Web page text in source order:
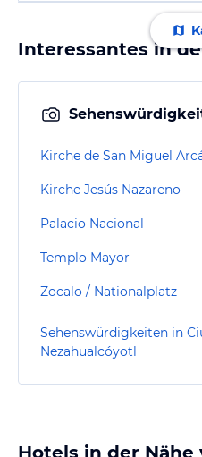
Interessantes in
Kirche de San Miguel
Kirche Jesús Nazareno
Palacio Nacional
Templo Mayor
Zocalo / Nationalplatz
Sehenswürdigkeiten in
Nezahualcóyotl
Hotels in der Nähe